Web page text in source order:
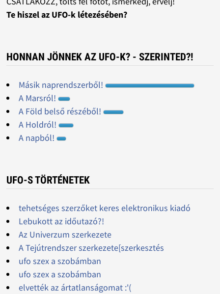
Te hiszel az UFO-k létezésében?
HONNAN JÖNNEK AZ UFO-K? - SZERINTED?!
Másik naprendszerből!
A Marsról!
A Föld belső részéből!
A Holdról!
A napból!
UFO-S TÖRTÉNETEK
tehetséges szerzőket keres elektronikus kiadó
Lebukott az időutazó?!
Az Univerzum szerkezete
A Tejútrendszer szerkezete[szerkesztés
ufo szex a szobámban
ufo szex a szobámban
elvették az ártatlanságomat :'(